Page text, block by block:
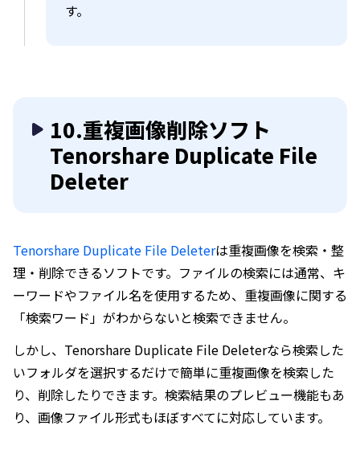
す。
10.重複画像削除ソフト
Tenorshare Duplicate File
Deleter
Tenorshare Duplicate File Deleterは重複画像を検索・整
理・削除できるソフトです。ファイルの検索には通常、キ
ーワードやファイル名を使用するため、重複画像に関する
「検索ワード」がわからないと検索できません。
しかし、Tenorshare Duplicate File Deleterなら検索した
いフォルダを選択するだけで簡単に重複画像を検索した
り、削除したりできます。検索結果のプレビュー機能もあ
り、画像ファイル形式もほぼすべてに対応しています。